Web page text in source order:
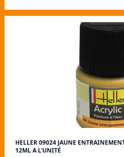
HELLER 09024 JAUNE
12ML A L'UNITÉ